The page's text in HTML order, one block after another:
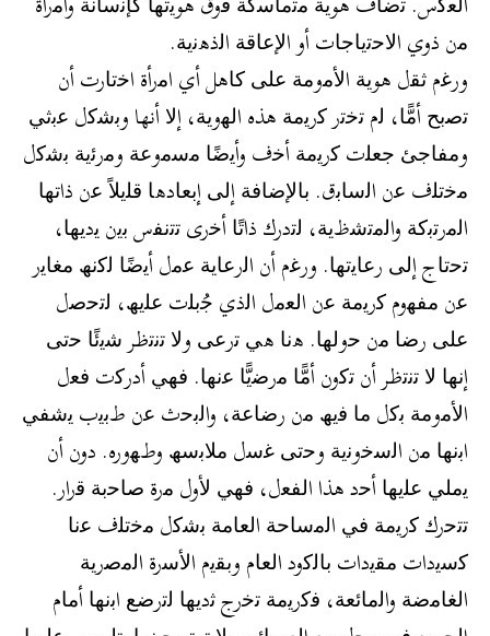
ﻣن ذوي اﻻﺣﺗﯾﺎﺟﺎت أو اﻹﻋﺎﻗﺔ اﻟذھﻧﯾﺔ.
ورﻏم ﺛﻘل ھوﯾﺔ اﻷﻣوﻣﺔ ﻋﻠﻰ ﻛﺎھل أي اﻣرأة اﺧﺗﺎرت أن
ﺗﺻﺑﺢ أﻣًّﺎ، ﻟم ﺗﺧﺗر ﻛرﯾﻣﺔ ھذه اﻟﮭوﯾﺔ، إﻻ أنها وﺑﺷﻛل ﻋﺑﺛﻲ
وﻣﻔﺎﺟﺊ ﺟﻌﻠت ﻛرﯾﻣﺔ أﺧف وأﯾﺿًﺎ ﻣﺳﻣوﻋﺔ وﻣرﺋﯾﺔ ﺑﺷﻛل
ﻣﺧﺗﻠف ﻋن اﻟﺳﺎﺑق. ﺑﺎﻹﺿﺎﻓﺔ إﻟﻰ إﺑﻌﺎدھﺎ ﻗﻠﯾﻼً ﻋن ذاﺗﮭﺎ
اﻟﻣرﺗﺑﻛﺔ واﻟﻣﺗﺷظﯾﺔ، ﻟﺗدرك ذاﺗًﺎ أﺧرى ﺗﺗﻧﻔس ﺑﯾن ﯾدﯾﮭﺎ،
ﺗﺣﺗﺎج إﻟﻰ رﻋﺎﯾﺗﮭﺎ. ورﻏم أن اﻟرﻋﺎﯾﺔ ﻋﻣل أﯾﺿًﺎ ﻟﻛﻧﮫ ﻣﻐﺎﯾر
ﻋن ﻣﻔﮭوم ﻛرﯾﻣﺔ ﻋن اﻟﻌﻣل اﻟذي ﺟُﺑﻠت ﻋﻠﯾﮫ، ﻟﺗﺣﺻل
ﻋﻠﻰ رﺿﺎ ﻣن ﺣوﻟﮭﺎ. ھﻧﺎ ھﻲ ﺗرﻋﻰ وﻻ ﺗﻧﺗظر ﺷﯾﺋًﺎ ﺣﺗﻰ
إﻧﮭﺎ ﻻ ﺗﻧﺗظر أن ﺗﻛون أﻣًّﺎ ﻣرﺿﯾًّﺎ ﻋﻧﮭﺎ. ﻓﮭﻲ أدرﻛت ﻓﻌل
اﻷﻣوﻣﺔ ﺑﻛل ﻣﺎ ﻓﯾﮫ ﻣن رﺿﺎﻋﺔ، واﻟﺑﺣث ﻋن طﺑﯾب ﯾﺷﻔﻲ
اﺑﻧﮭﺎ ﻣن اﻟﺳﺧوﻧﯾﺔ وﺣﺗﻰ ﻏﺳل ﻣﻼﺑﺳﮫ وطﮭوره. دون أن
ﯾﻣﻠﻲ ﻋﻠﯾﮭﺎ أﺣد ھذا اﻟﻔﻌل، ﻓﮭﻲ ﻷول ﻣرة ﺻﺎﺣﺑﺔ ﻗرار.
ﺗﺗﺣرك ﻛرﯾﻣﺔ ﻓﻲ اﻟﻣﺳﺎﺣﺔ اﻟﻌﺎﻣﺔ ﺑﺷﻛل ﻣﺧﺗﻠف ﻋﻧﺎ
ﻛﺳﯾدات ﻣﻘﯾدات ﺑﺎﻟﻛود اﻟﻌﺎم وﺑﻘﯾم اﻷﺳرة اﻟﻣﺻرﯾﺔ
اﻟﻐﺎﻣﺿﺔ واﻟﻣﺎﺋﻌﺔ، ﻓﻛرﯾﻣﺔ ﺗﺧرج ﺛدﯾﮭﺎ ﻟﺗرﺿﻊ اﺑﻧﮭﺎ أﻣﺎم